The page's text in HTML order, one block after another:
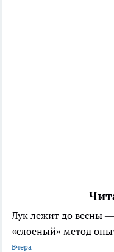
Лук лежит до весны —
«слоеный» метод
Вчера